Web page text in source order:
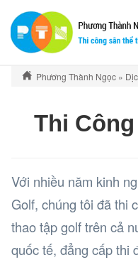
Phương Thành Ngọc »
Thi
Với nhiều năm kinh
Golf, chúng tôi đã thi
thao tập golf trên cả
quốc tế, đẳng cấp thi